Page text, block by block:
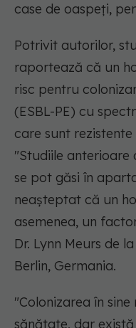
case de oaspeți,
Potrivit autorilor,
raportează că un
risc pentru
(ESBL-PE) cu
care sunt
"Studiile
se pot găsi în
neașteptat că un
asemenea, un
Dr. Lynn Meurs de
Berlin, Germania.
"Colonizarea în
sănătate, dar